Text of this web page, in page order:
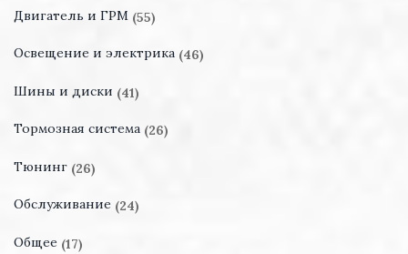
Двигатель и ГРМ (55)
Освещение и электрика (46)
Шины и диски (41)
Тормозная система (26)
Тюнинг (26)
Обслуживание (24)
Общее (17)